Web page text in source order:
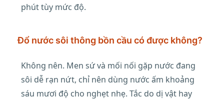
phút tùy mức độ.
Đổ nước sôi thông bồn cầu có được không?
Không nên. Men sứ và mối nối gặp nước đang
sôi dễ rạn nứt, chỉ nên dùng nước ấm khoảng
sáu mươi độ cho nghẹt nhẹ. Tắc do dị vật hay